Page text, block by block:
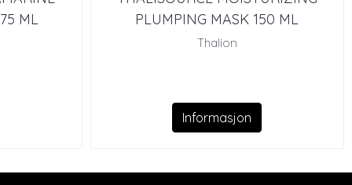
ML
PLUMPING MASK 150 ML
Thalion
Informasjon